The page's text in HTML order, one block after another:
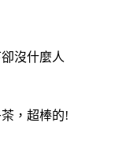
沒什麼人
，超棒的!